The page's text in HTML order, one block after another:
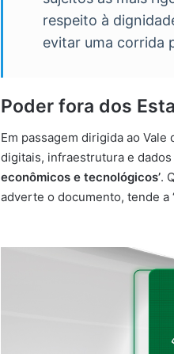
respeito à
evitar uma corrida
Poder fora dos
Em passagem dirigida ao
digitais, infraestrutura e
econômicos e tecnológicos’.
adverte o documento, tende a